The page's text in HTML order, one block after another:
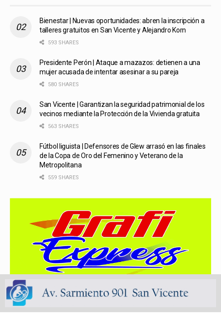
Bienestar | Nuevas oportunidades: abren la inscripción a
talleres gratuitos en San Vicente y Alejandro Korn
593 SHARES
Presidente Perón | Ataque a mazazos: detienen a una
mujer acusada de intentar asesinar a su pareja
580 SHARES
San Vicente | Garantizan la seguridad patrimonial de los
vecinos mediante la Protección de la Vivienda gratuita
563 SHARES
Fútbol liguista | Defensores de Glew arrasó en las finales
de la Copa de Oro del Femenino y Veterano de la
Metropolitana
559 SHARES